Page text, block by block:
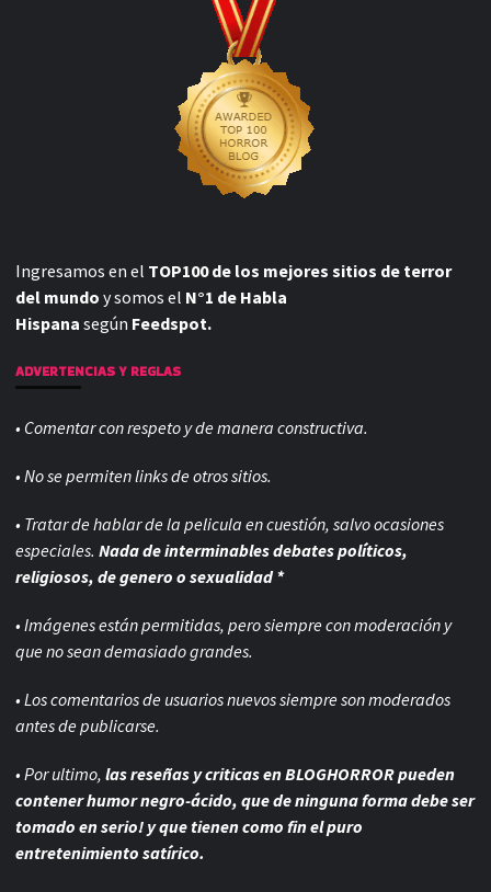
Ingresamos en el TOP100 de los mejores sitios de terror
del mundo y somos el N°1 de Habla
Hispana según Feedspot.
ADVERTENCIAS Y REGLAS
• Comentar con respeto y de manera constructiva.
• No se permiten links de otros sitios.
• Tratar de hablar de la pelicula en cuestión, salvo ocasiones
especiales. Nada de interminables debates políticos,
religiosos, de genero o sexualidad *
• Imágenes están permitidas, pero siempre conmoderación y
que no sean demasiado grandes.
• Los comentarios de usuarios nuevos siempre son moderados
antes de publicarse.
• Por ultimo, las reseñas y criticas en BLOGHORROR pueden
contener humor negro-ácido, que de ninguna forma debe ser
tomado en serio! y que tienen como fin el puro
entretenimiento satírico.